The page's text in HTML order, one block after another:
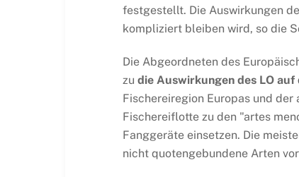
festgestellt. Die Auswirkungen
kompliziert bleiben wird, so die
Die Abgeordneten des
zudie Auswirkungen des LO
Fischereiregion Europas und
Fischereiflotte zu den "artes
Fanggeräte einsetzen. Die
nicht quotengebundene Arten